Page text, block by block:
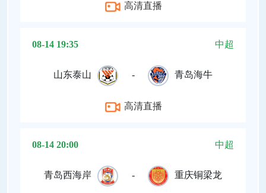
高清直播
08-14 19:35 中超
山东泰山 - 青岛海牛
高清直播
08-14 20:00 中超
青岛西海岸 - 重庆铜梁龙